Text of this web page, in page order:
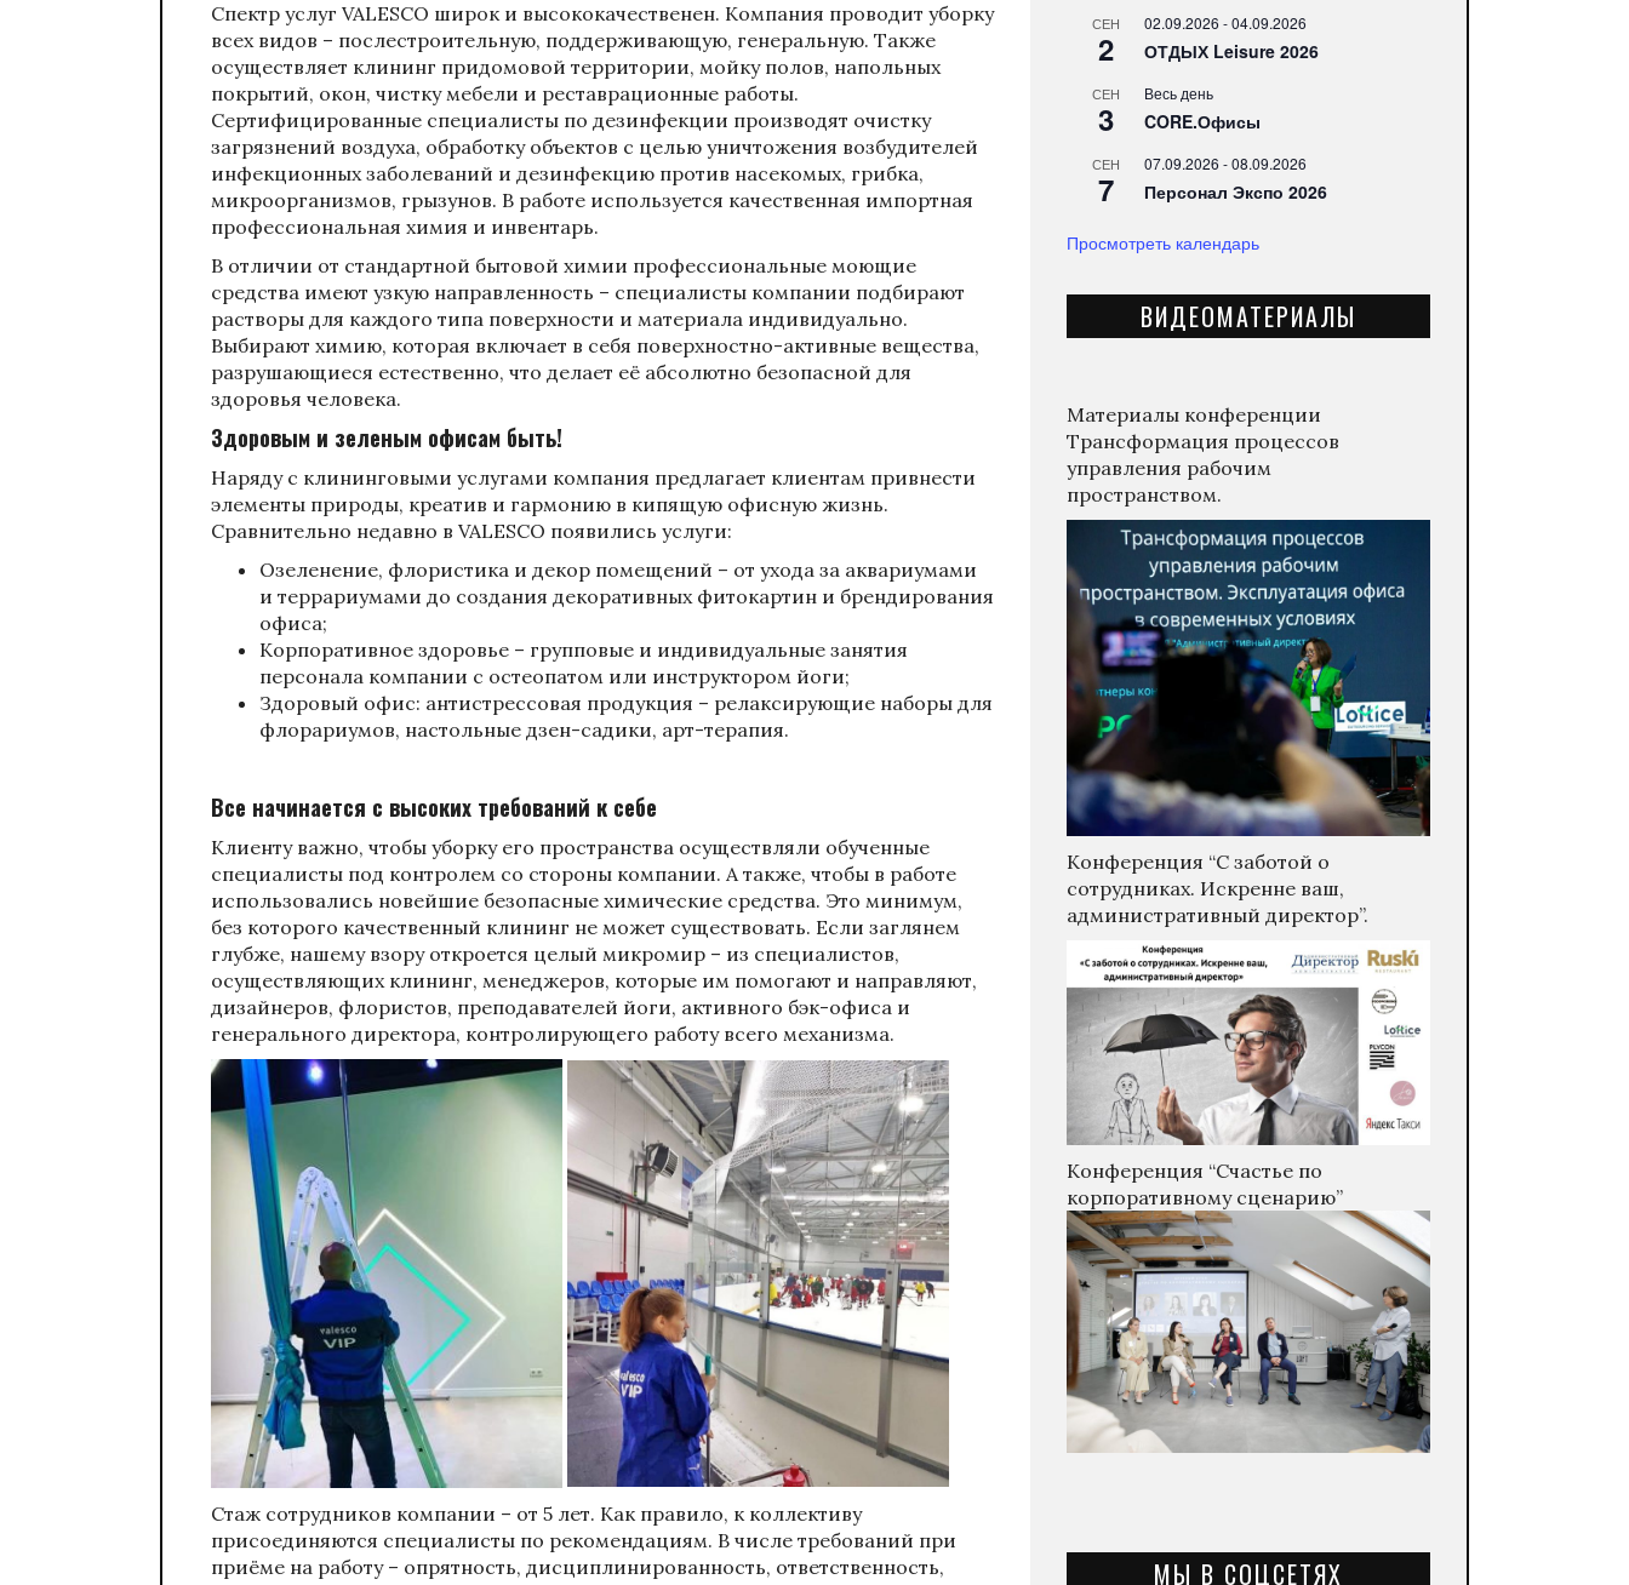
Спектр услуг VALESCO широк и высококачественен. Компания проводит уборку
всех видов – послестроительную, поддерживающую, генеральную. Также
осуществляет клининг придомовой территории, мойку полов, напольных
покрытий, окон, чистку мебели и реставрационные работы.
Сертифицированные специалисты по дезинфекции производят очистку
загрязнений воздуха, обработку объектов с целью уничтожения возбудителей
инфекционных заболеваний и дезинфекцию против насекомых, грибка,
микроорганизмов, грызунов. В работе используется качественная импортная
профессиональная химия и инвентарь.
В отличии от стандартной бытовой химии профессиональные моющие
средства имеют узкую направленность – специалисты компании подбирают
растворы для каждого типа поверхности и материала индивидуально.
Выбирают химию, которая включает в себя поверхностно-активные вещества,
разрушающиеся естественно, что делает её абсолютно безопасной для
здоровья человека.
Здоровым и зеленым офисам быть!
Наряду с клининговыми услугами компания предлагает клиентам привнести
элементы природы, креатив и гармонию в кипящую офисную жизнь.
Сравнительно недавно в VALESCO появились услуги:
Озеленение, флористика и декор помещений – от ухода за аквариумами
и террариумами до создания декоративных фитокартин и брендирования
офиса;
Корпоративное здоровье – групповые и индивидуальные занятия
персонала компании с остеопатом или инструктором йоги;
Здоровый офис: антистрессовая продукция – релаксирующие наборы для
флорариумов, настольные дзен-садики, арт-терапия.
Все начинается с высоких требований к себе
Клиенту важно, чтобы уборку его пространства осуществляли обученные
специалисты под контролем со стороны компании. А также, чтобы в работе
использовались новейшие безопасные химические средства. Это минимум,
без которого качественный клининг не может существовать. Если заглянем
глубже, нашему взору откроется целый микромир – из специалистов,
осуществляющих клининг, менеджеров, которые им помогают и направляют,
дизайнеров, флористов, преподавателей йоги, активного бэк-офиса и
генерального директора, контролирующего работу всего механизма.
Стаж сотрудников компании – от 5 лет. Как правило, к коллективу
присоединяются специалисты по рекомендациям. В числе требований при
приёме на работу – опрятность, дисциплинированность, ответственность,
СЕН
2
02.09.2026 -04.09.2026
ОТДЫХ Leisure 2026
СЕН
3
Весь день
CORE.Офисы
СЕН
7
07.09.2026 -08.09.2026
Персонал Экспо 2026
Просмотреть календарь
ВИДЕОМАТЕРИАЛЫ
Материалы конференции
Трансформация процессов
управления рабочим
пространством.
Конференция “С заботой о
сотрудниках. Искренне ваш,
административный директор”.
Конференция “Счастье по
корпоративному сценарию”
МЫ В СОЦСЕТЯХ